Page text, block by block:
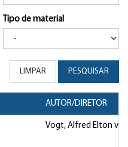
Tipo de material
LIMPAR PESQUISAR
AUTOR/DIRETOR
Vogt, Alfred Elton van